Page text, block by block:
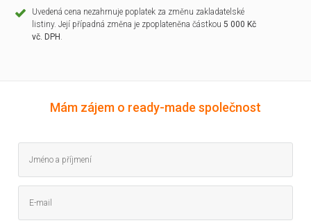
Uvedená cena nezahrnuje poplatek za změnu zakladatelské
listiny. Její případná změna je zpoplateněna částkou5 000 Kč
vč. DPH .
Mám zájem o ready-made společnost